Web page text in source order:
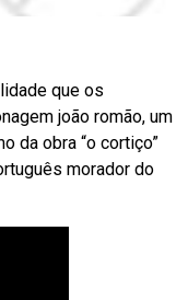
que os
joão romão, um
da obra “o cortiço”
morador do